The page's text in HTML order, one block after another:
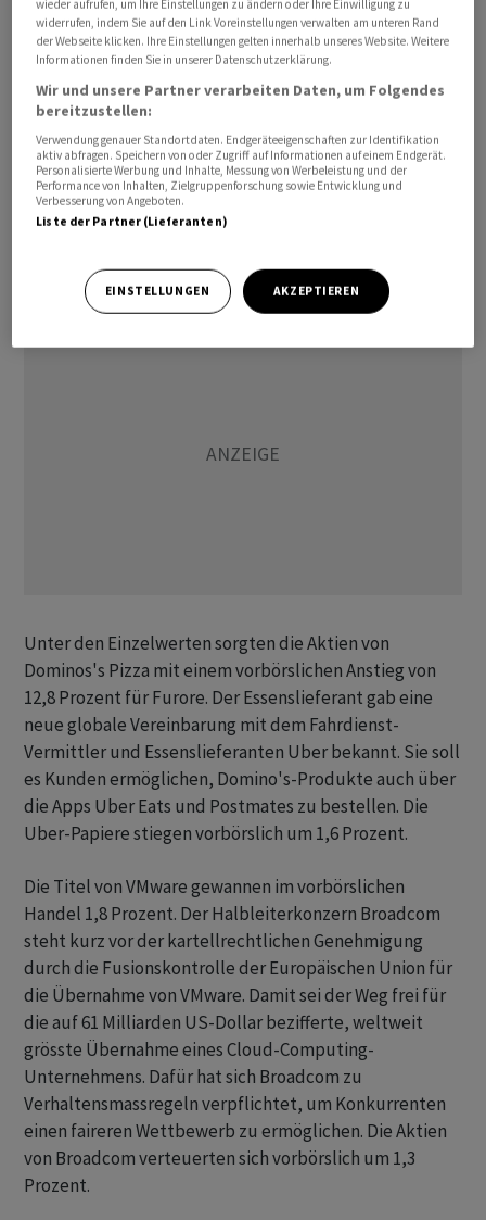
Marktanalyst Thomas Altmann von QC Partners sprach in
einer ersten Reaktion auf die Preisdaten von einem
"ersehnten Befreiungsschlag". Die US-Notenbank Fed
werde die Daten als Bestätigung ihres geldpolitischen
Kurses werten. Erstmals seit Ende 2021 liege die
Kerninflationsrate wieder unter 5 Prozent. "Die
klassische Inflationsrate scheint sich im Ziel-Bereich der
Fed einzupendeln. Jetzt dürfen die Börsianer hoffen,
Zinsschraube dreht", so Altmann.
Unter den Einzelwerten sorgten die Aktien von
Dominos's Pizza mit einem vorbörslichen Anstieg von
12,8 Prozent für Furore. Der Essenslieferant gab eine
neue globale Vereinbarung mit dem Fahrdienst-
Vermittler und Essenslieferanten Uber bekannt. Sie soll
es Kunden ermöglichen, Domino's-Produkte auch über
die Apps Uber Eats und Postmates zu bestellen. Die
Uber-Papiere stiegen vorbörslich um 1,6 Prozent.
Die Titel von VMware gewannen im vorbörslichen
Handel 1,8 Prozent. Der Halbleiterkonzern Broadcom
steht kurz vor der kartellrechtlichen Genehmigung
durch die Fusionskontrolle der Europäischen Union für
die Übernahme von VMware. Damit sei der Weg frei für
die auf 61 Milliarden US-Dollar bezifferte, weltweit
grösste Übernahme eines Cloud-Computing-
Unternehmens. Dafür hat sich Broadcom zu
Verhaltensmassregeln verpflichtet, um Konkurrenten
einen faireren Wettbewerb zu ermöglichen. Die Aktien
von Broadcom verteuerten sich vorbörslich um 1,3
Prozent.
wieder aufrufen, um Ihre Einstellungen zu ändern oder Ihre Einwilligung zu
widerrufen, indem Sie auf den Link Voreinstellungen verwalten am unteren Rand
der Webseite klicken. Ihre Einstellungen gelten innerhalb unseres Website. Weitere
Informationen finden Sie in unserer Datenschutzerklärung.
Wir und unsere Partner verarbeiten Daten, um Folgendes
bereitzustellen:
Verwendung genauer Standortdaten. Endgeräteeigenschaften zur Identifikation
aktiv abfragen. Speichern von oder Zugriff auf Informationen auf einem Endgerät.
Personalisierte Werbung und Inhalte, Messung von Werbeleistung und der
Performance von Inhalten, Zielgruppenforschung sowie Entwicklung und
Verbesserung von Angeboten.
Liste der Partner (Lieferanten)
EINSTELLUNGEN AKZEPTIEREN